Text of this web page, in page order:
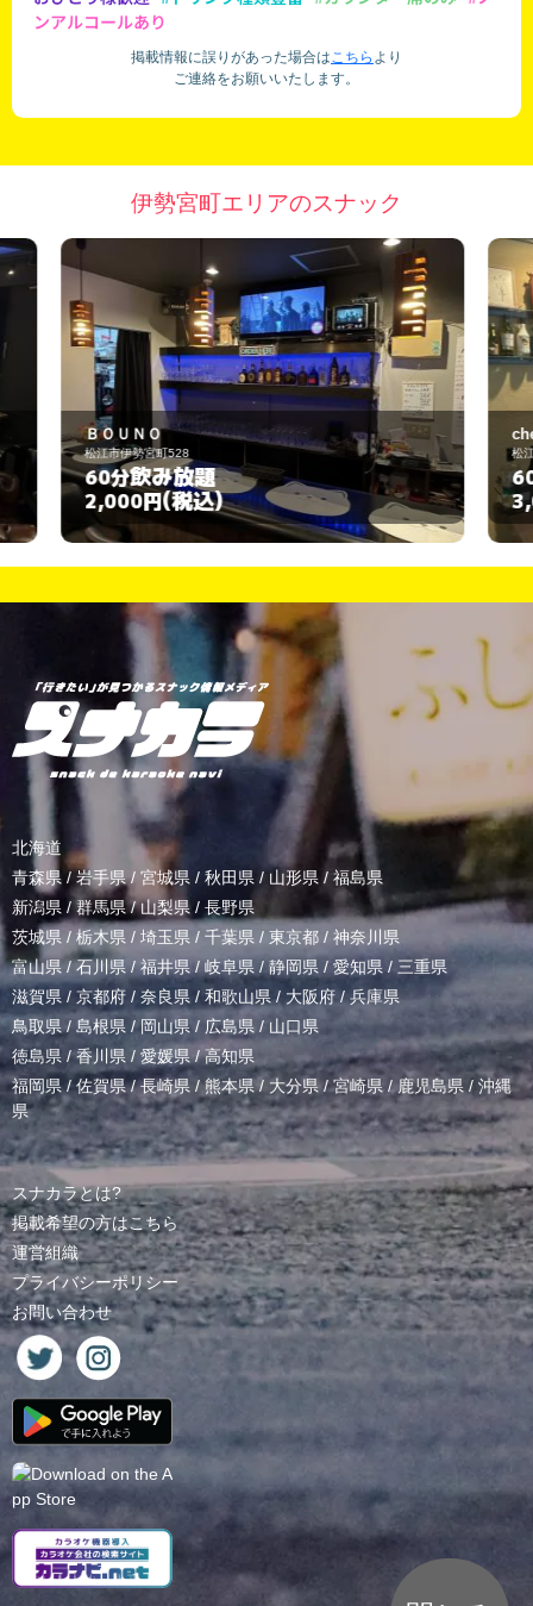
ンアルコールあり
掲載情報に誤りがあった場合はこちら より
ご連絡をお願いいたします。
伊勢宮町エリアのスナック
cherir
松江市伊勢宮町535-22
60分飲み放題
3,000円(税込)
北海道
青森県 / 岩手県/ 宮城県 / 秋田県 / 山形県/ 福島県
新潟県 /群馬県/山梨県 / 長野県
茨城県 / 栃木県 / 埼玉県 / 千葉県 / 東京都 / 神奈川県
富山県 /石川県/福井県/岐阜県 / 静岡県 / 愛知県 / 三重県
滋賀県 / 京都府 / 奈良県 / 和歌山県/ 大阪府 /兵庫県
鳥取県/ 島根県 /岡山県/ 広島県 / 山口県
徳島県 /香川県 / 愛媛県/高知県
福岡県/佐賀県/長崎県 /熊本県/ 大分県/宮崎県 /鹿児島県 / 沖縄
県
スナカラとは?
掲載希望の方はこちら
運営組織
プライバシーポリシー
お問い合わせ